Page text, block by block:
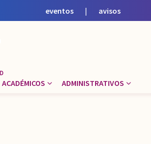
eventos | avisos
ACADÉMICOS ADMINISTRATIVOS